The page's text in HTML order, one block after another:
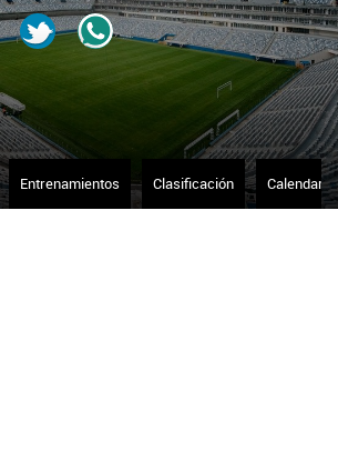
Entrenamientos Clasificación Calendario